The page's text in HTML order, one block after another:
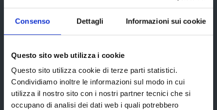
Consenso Dettagli Informazioni sui cookie
Questo sito web utilizza i cookie
Questo sito utilizza cookie di terze parti statistici.
Condividiamo inoltre le informazioni sul modo in cui
utilizza il nostro sito con i nostri partner tecnici che si
occupano di analisi dei dati web i quali potrebbero
La Provincia
Organi di governo
Statuto e Regolamenti